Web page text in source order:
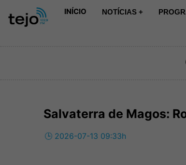
INÍCIO NOTÍCIAS +
Salvaterra de Magos:
🕒 2026-07-13 09:33h